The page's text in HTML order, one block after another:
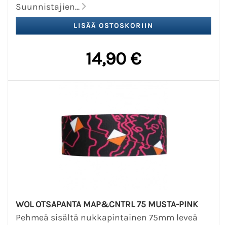
Suunnistajien...
14,90 €
WOL OTSAPANTA MAP&CNTRL 75 MUSTA-PINK
Pehmeä sisältä nukkapintainen 75mm leveä